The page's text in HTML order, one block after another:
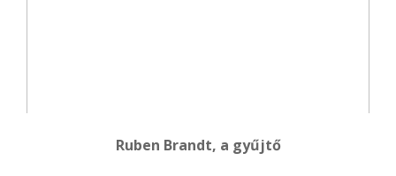
Ruben Brandt, a gyűjtő